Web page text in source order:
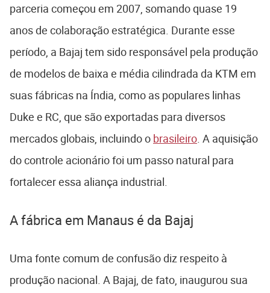
parceria começou em 2007, somando quase 19
anos de colaboração estratégica. Durante esse
período, a Bajaj tem sido responsável pela produção
de modelos de baixa e média cilindrada da KTM em
suas fábricas na Índia, como as populares linhas
Duke e RC, que são exportadas para diversos
mercados globais, incluindo o brasileiro . A aquisição
do controle acionário foi um passo natural para
fortalecer essa aliança industrial.
A fábrica em Manaus é da Bajaj
Uma fonte comum de confusão diz respeito à
produção nacional. A Bajaj, de fato, inaugurou sua